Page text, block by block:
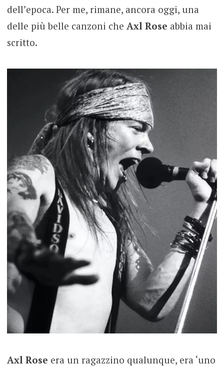
dell’epoca. Per me, rimane, ancora oggi, una
delle più belle canzoni che Axl Rose abbia mai
scritto.
Axl Rose era un ragazzino qualunque, era ‘uno